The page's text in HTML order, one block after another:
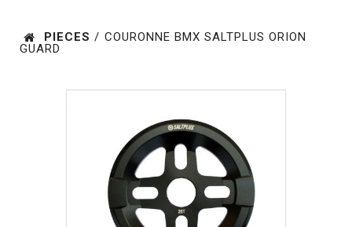
PIECES / COURONNE BMX SALTPLUS ORION
GUARD